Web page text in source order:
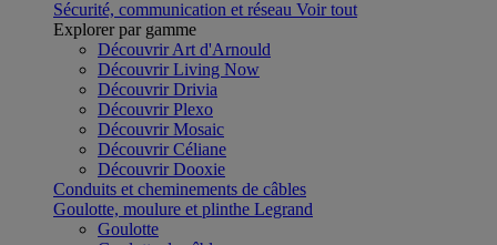
Sécurité, communication et réseau Voir tout
Explorer par gamme
Découvrir Art d'Arnould
Découvrir Living Now
Découvrir Drivia
Découvrir Plexo
Découvrir Mosaic
Découvrir Céliane
Découvrir Dooxie
Conduits et cheminements de câbles
Goulotte, moulure et plinthe Legrand
Goulotte